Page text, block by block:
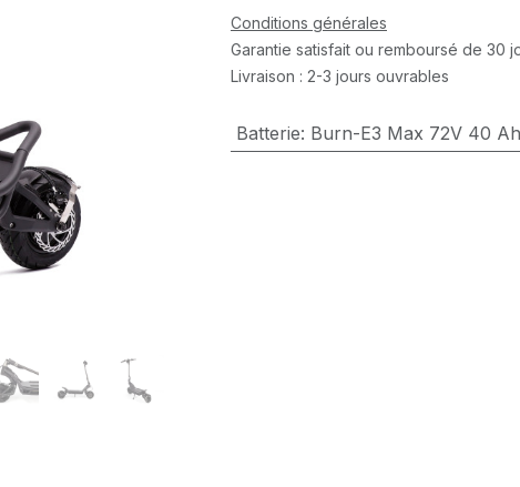
Conditions générales
Garantie satisfait ou remboursé de 30
Livraison : 2-3 jours ouvrables
Batterie: Burn-E3 Max 72V 40 Ah